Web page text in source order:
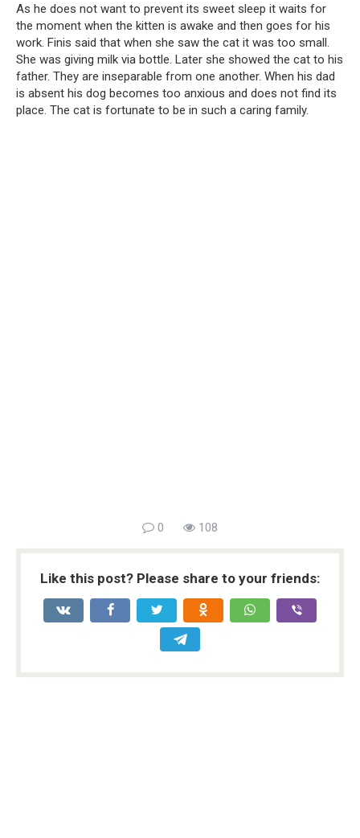
As he does not want to prevent its sweet sleep it waits for
the moment when the kitten is awake and then goes for his
work. Finis said that when she saw the cat it was too small.
She was giving milk via bottle. Later she showed the cat to his
father. They are inseparable from one another. When his dad
is absent his dog becomes too anxious and does not find its
place. The cat is fortunate to be in such a caring family.
0 108
Like this post? Please share to your friends: